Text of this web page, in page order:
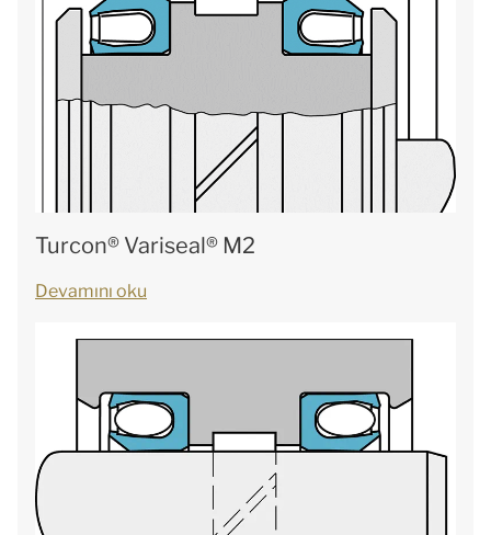
Turcon® Variseal® M2
Devamını oku